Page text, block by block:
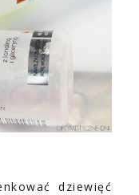
dziewięć